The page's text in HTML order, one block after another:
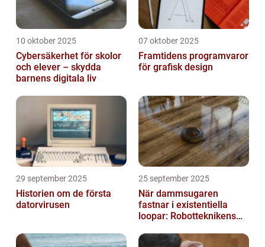
10 oktober 2025
Cybersäkerhet för skolor
och elever – skydda
barnens digitala liv
07 oktober 2025
Framtidens programvaror
för grafisk design
29 september 2025
Historien om de första
datorvirusen
25 september 2025
När dammsugaren
fastnar i existentiella
loopar: Robotteknikens